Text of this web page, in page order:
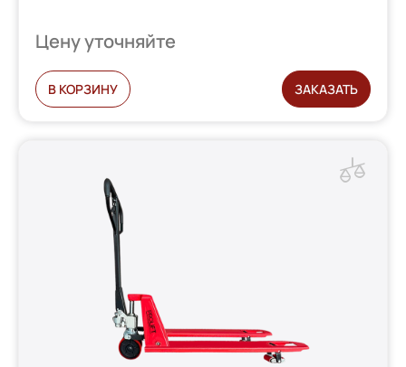
Цену уточняйте
В КОРЗИНУ ЗАКАЗАТЬ